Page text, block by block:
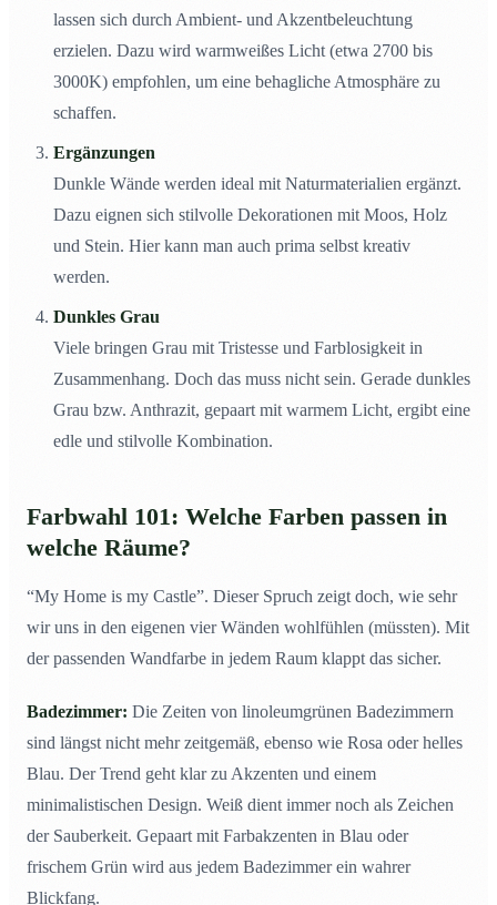
lassen sich durch Ambient- und Akzentbeleuchtung
erzielen. Dazu wird warmweißes Licht (etwa 2700 bis
3000K) empfohlen, um eine behagliche Atmosphäre zu
schaffen.
Ergänzungen
Dunkle Wände werden ideal mit Naturmaterialien ergänzt.
Dazu eignen sich stilvolle Dekorationen mit Moos, Holz
und Stein. Hier kann man auch prima selbst kreativ
werden.
Dunkles Grau
Viele bringen Grau mit Tristesse und Farblosigkeit in
Zusammenhang. Doch das muss nicht sein. Gerade dunkles
Grau bzw. Anthrazit, gepaart mit warmem Licht, ergibt eine
edle und stilvolle Kombination.
Farbwahl 101: Welche Farben passen in
welche Räume?
“My Home is my Castle”. Dieser Spruch zeigt doch, wie sehr
wir uns in den eigenen vier Wänden wohlfühlen (müssten). Mit
der passenden Wandfarbe in jedem Raum klappt das sicher.
Badezimmer: Die Zeiten von linoleumgrünen Badezimmern
sind längst nicht mehr zeitgemäß, ebenso wie Rosa oder helles
Blau. Der Trend geht klar zu Akzenten und einem
minimalistischen Design. Weiß dient immer noch als Zeichen
der Sauberkeit. Gepaart mit Farbakzenten in Blau oder
frischem Grün wird aus jedem Badezimmer ein wahrer
Blickfang.